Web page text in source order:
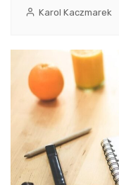
Karol Kaczmarek